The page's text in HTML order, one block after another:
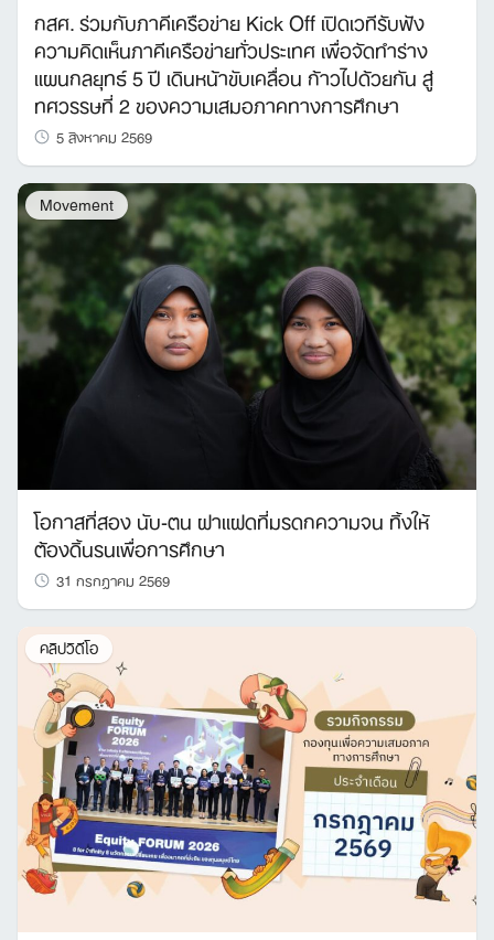
กสศ. ร่วมกับภาคีเครือข่าย Kick Off เปิดเวทีรับฟัง
ความคิดเห็นภาคีเครือข่ายทั่วประเทศ เพื่อจัดทำร่าง
แผนกลยุทธ์ 5 ปี เดินหน้าขับเคลื่อน ก้าวไปด้วยกัน สู่
ทศวรรษที่ 2 ของความเสมอภาคทางการศึกษา
5 สิงหาคม 2569
Movement
โอกาสที่สอง นับ-ตน ฝาแฝดที่มรดกความจน ทิ้งให้
ต้องดิ้นรนเพื่อการศึกษา
31 กรกฎาคม 2569
คลิปวิดีโอ